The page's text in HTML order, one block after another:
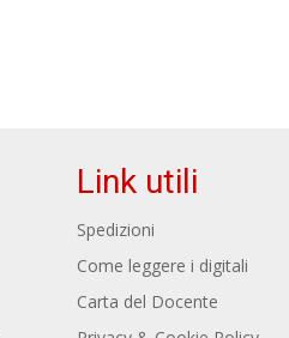
Link utili
Spedizioni
Come leggere i digitali
Carta del Docente